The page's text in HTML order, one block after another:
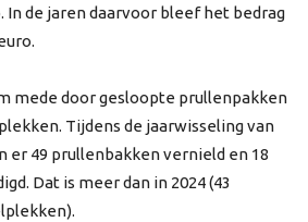
In de jaren daarvoor bleef het bedrag
mede door gesloopte prullenpakken
Tijdens de jaarwisseling van
er 49 prullenbakken vernield en 18
Dat is meer dan in 2024 (43